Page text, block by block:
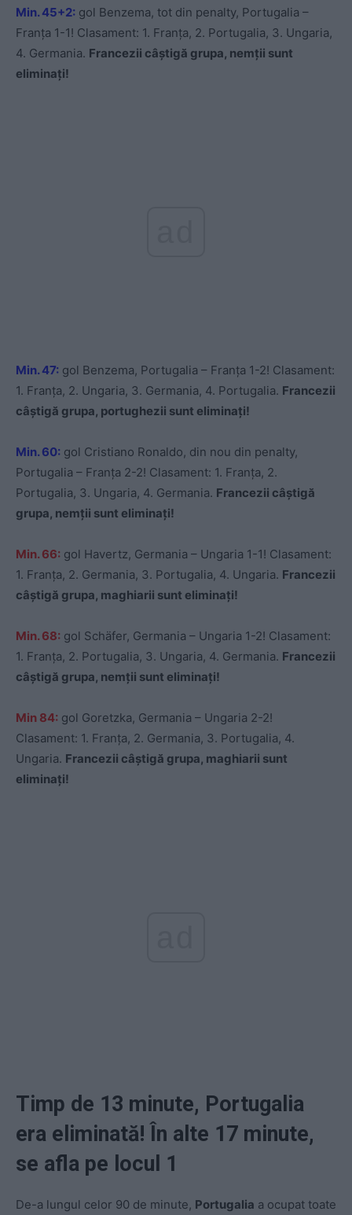
Min. 45+2: gol Benzema, tot din penalty, Portugalia –
Franța 1-1! Clasament: 1. Franța, 2. Portugalia, 3. Ungaria,
4. Germania. Francezii câștigă grupa, nemții sunt
eliminați!
Min. 47: gol Benzema, Portugalia – Franța 1-2! Clasament:
1. Franța, 2. Ungaria, 3. Germania, 4. Portugalia. Francezii
câștigă grupa, portughezii sunt eliminați!
Min. 60: gol Cristiano Ronaldo, din nou din penalty,
Portugalia – Franța 2-2! Clasament: 1. Franța, 2.
Portugalia, 3. Ungaria, 4. Germania. Francezii câștigă
grupa, nemții sunt eliminați!
Min. 66: gol Havertz, Germania – Ungaria 1-1! Clasament:
1. Franța, 2. Germania, 3. Portugalia, 4. Ungaria. Francezii
câștigă grupa, maghiarii sunt eliminați!
Min. 68: gol Schäfer, Germania – Ungaria 1-2! Clasament:
1. Franța, 2. Portugalia, 3. Ungaria, 4. Germania. Francezii
câștigă grupa, nemții sunt eliminați!
Min 84: gol Goretzka, Germania – Ungaria 2-2!
Clasament: 1. Franța, 2. Germania, 3. Portugalia, 4.
Ungaria. Francezii câștigă grupa, maghiarii sunt
eliminați!
Timp de 13 minute, Portugalia
era eliminată! În alte 17 minute,
se afla pe locul 1
De-a lungul celor 90 de minute, Portugalia a ocupat toate